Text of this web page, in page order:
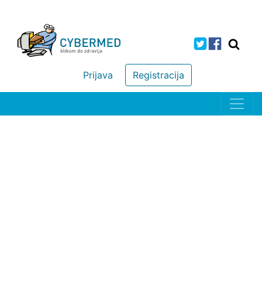
Registracija
Prijava